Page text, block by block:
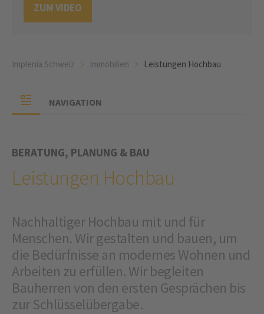
ZUM VIDEO
Implenia Schweiz Immobilien Leistungen Hochbau
NAVIGATION
BERATUNG, PLANUNG & BAU
Leistungen Hochbau
Nachhaltiger Hochbau mit und für
Menschen. Wir gestalten und bauen, um
die Bedürfnisse an modernes Wohnen und
Arbeiten zu erfüllen. Wir begleiten
Bauherren von den ersten Gesprächen bis
zur Schlüsselübergabe.